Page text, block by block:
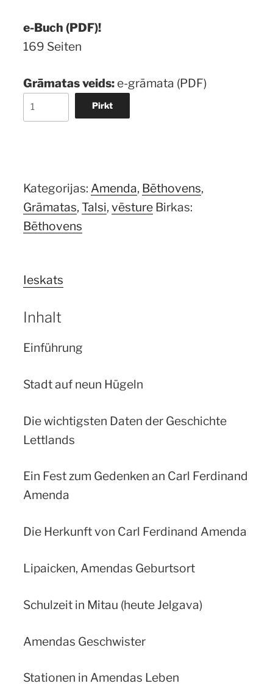
e-Buch (PDF)!
169 Seiten
Grāmatas veids: e-grāmata (PDF)
Du
kommst
in
den
Sinn
Pirkt
Kategorijas: Amenda, Bēthovens,
Grāmatas,Talsi,vēsture Birkas:
Bēthovens
Ieskats
Inhalt
Einführung
Stadt auf neun Hügeln
Die wichtigsten Daten der Geschichte
Lettlands
Ein Fest zum Gedenken an Carl Ferdinand
Amenda
Die Herkunft von Carl Ferdinand Amenda
Lipaicken, Amendas Geburtsort
Schulzeit in Mitau (heute Jelgava)
Amendas Geschwister
Stationen in Amendas Leben